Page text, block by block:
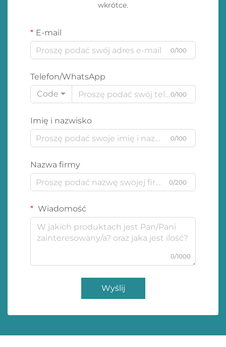
wkrótce.
E-mail
0/100
Telefon/WhatsApp
Code
0/100
Imię i nazwisko
0/100
Nazwa firmy
0/200
Wiadomość
0/1000
Wyślij